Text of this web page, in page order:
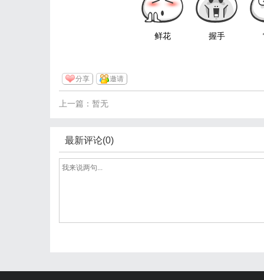
鲜花 握手
分享 邀请
上一篇：暂无
最新评论(0)